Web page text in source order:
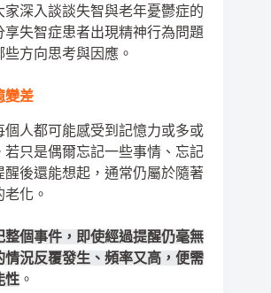
家深入談談失智與老年憂鬱症的
享失智症患者出現精神行為問題
方向思考與因應。
變差
個人都可能感受到記憶力或多或
若只是偶爾忘記一些事情、忘記
醒後還能想起，通常仍屬於隨著
化。
整個事件 ，即使經過提醒仍毫無
情況反覆發生、頻率又高，便需
性 。